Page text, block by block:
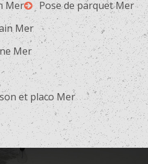
Mer
Pose de parquet Mer
Mer
Mer
et placo Mer